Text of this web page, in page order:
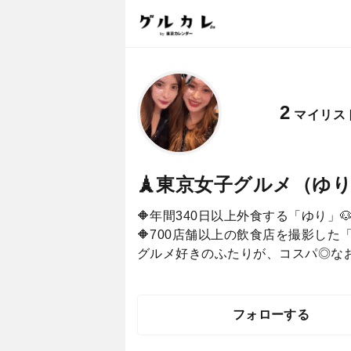
2 マイリス
🗼東京女子グルメ（ゆ
🔶年間340日以上外食する「ゆり」
🔶700店舗以上の飲食店を撮影した
グルメ好きのふたりが、コスパ◎な
フォローする